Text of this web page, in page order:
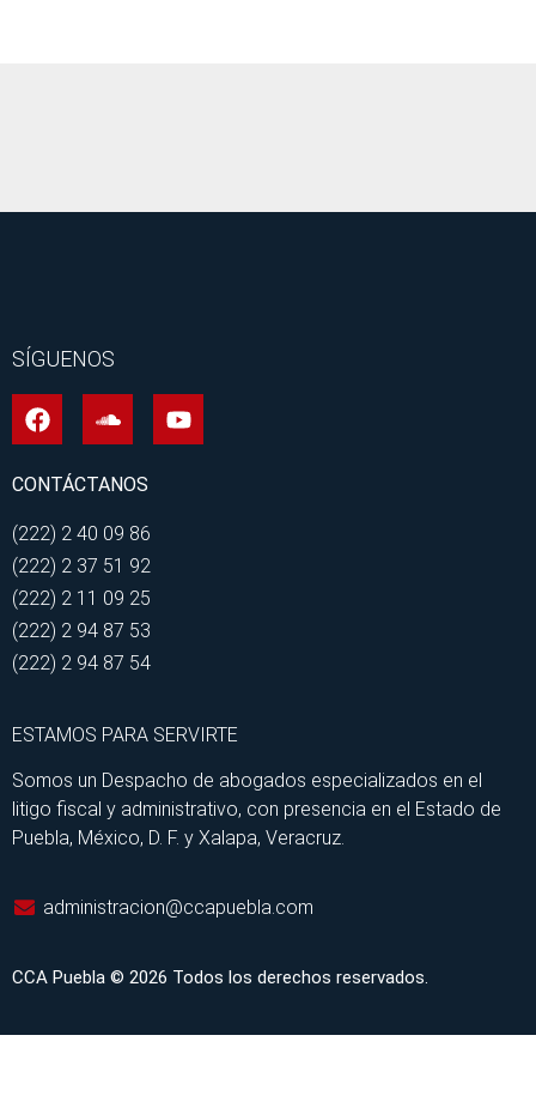
SÍGUENOS
CONTÁCTANOS
(222) 2 40 09 86
(222) 2 37 51 92
(222) 2 11 09 25
(222) 2 94 87 53
(222) 2 94 87 54
ESTAMOS PARA SERVIRTE
Somos un Despacho de abogados especializados en el
litigo fiscal y administrativo, con presencia en el Estado de
Puebla, México, D. F. y Xalapa, Veracruz.
administracion@ccapuebla.com
CCA Puebla © 2026 Todos los derechos reservados.